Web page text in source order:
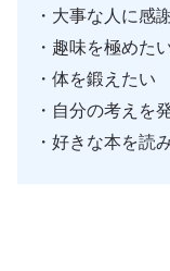
・大事な人に感
・趣味を極めた
・体を鍛えたい
・自分の考えを
・好きな本を読